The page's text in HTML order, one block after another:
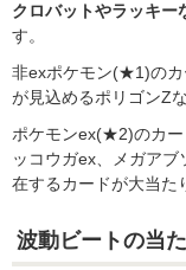
クロバットやラッキー
す。
非exポケモン(★1)のカ
が見込めるポリゴンZ
ポケモンex(★2)のカー
ッコウガex、メガア
在するカードが大当た
波動ビートの当